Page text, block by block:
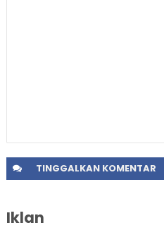
TINGGALKANKOMENTAR
Iklan